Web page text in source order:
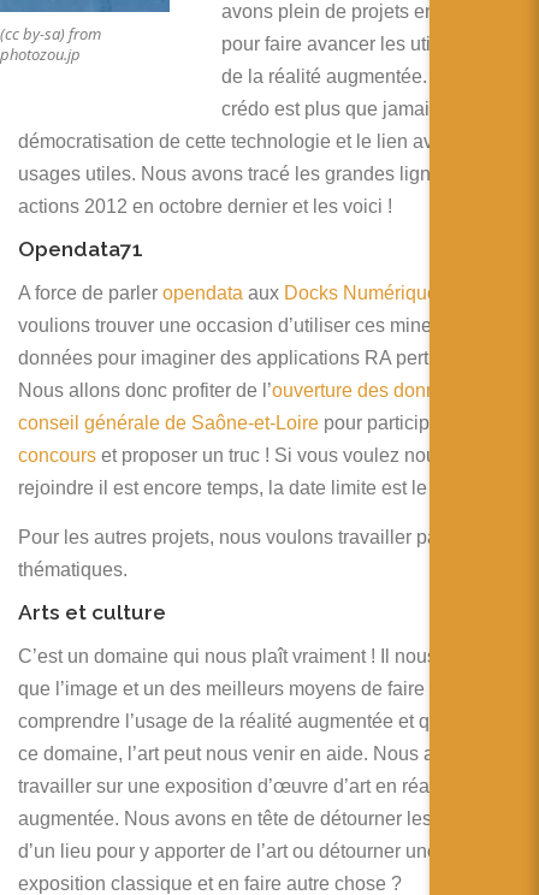
Español
(cc by-sa) from
photozou.jp
avons plein de projets en 2012
pour faire avancer les utilisations
de la réalité augmentée. Notre
crédo est plus que jamais la
démocratisation de cette technologie et le lien avec des
usages utiles. Nous avons tracé les grandes lignes de nos
actions 2012 en octobre dernier et les voici !
Opendata71
A force de parler opendata aux Docks Numériques
voulions trouver une occasion d’utiliser ces mines de
données pour imaginer des applications RA pertinentes.
Nous allons donc profiter de l’ouverture des données du
conseil générale de Saône-et-Loire pour participer au
concours et proposer un truc ! Si vous voulez nous
rejoindre il est encore temps, la date limite est le 29 février.
Pour les autres projets, nous voulons travailler par grandes
thématiques.
Arts et culture
C’est un domaine qui nous plaît vraiment ! Il nous semble
que l’image et un des meilleurs moyens de faire
comprendre l’usage de la réalité augmentée et que, dans
ce domaine, l’art peut nous venir en aide. Nous aimerions
travailler sur une exposition d’œuvre d’art en réalité
augmentée. Nous avons en tête de détourner les usages
d’un lieu pour y apporter de l’art ou détourner une
exposition classique et en faire autre chose ?